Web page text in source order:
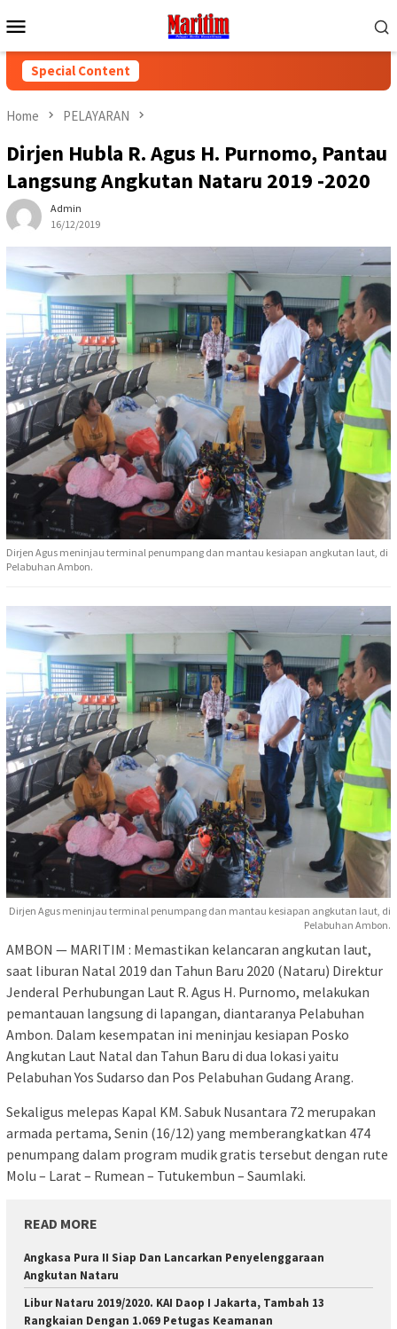
to
Menu
Special Content
Home PELAYARAN
Dirjen Hubla R. Agus H. Purnomo, Pantau
Langsung Angkutan Nataru 2019 -2020
Admin
16/12/2019
Dirjen Agus meninjau terminal penumpang dan mantau kesiapan angkutan laut, di
Pelabuhan Ambon.
Dirjen Agus meninjau terminal penumpang dan mantau kesiapan angkutan laut, di
Pelabuhan Ambon.
AMBON — MARITIM : Memastikan kelancaran angkutan laut,
saat liburan Natal 2019 dan Tahun Baru 2020 (Nataru) Direktur
Jenderal Perhubungan Laut R. Agus H. Purnomo, melakukan
pemantauan langsung di lapangan, diantaranya Pelabuhan
Ambon. Dalam kesempatan ini meninjau kesiapan Posko
Angkutan Laut Natal dan Tahun Baru di dua lokasi yaitu
Pelabuhan Yos Sudarso dan Pos Pelabuhan Gudang Arang.
Sekaligus melepas Kapal KM. Sabuk Nusantara 72 merupakan
armada pertama, Senin (16/12) yang memberangkatkan 474
penumpang dalam program mudik gratis tersebut dengan rute
Molu – Larat – Rumean – Tutukembun – Saumlaki.
READ MORE
Angkasa Pura II Siap Dan Lancarkan Penyelenggaraan
Angkutan Nataru
Libur Nataru 2019/2020. KAI Daop I Jakarta, Tambah 13
Rangkaian Dengan 1.069 Petugas Keamanan